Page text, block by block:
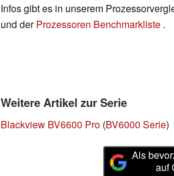
Infos gibt es in unserem
und derProzessoren Benchmarkliste .
Weitere Artikel zur Serie
Blackview BV6600 Pro (BV6000 Serie)
Als
auf